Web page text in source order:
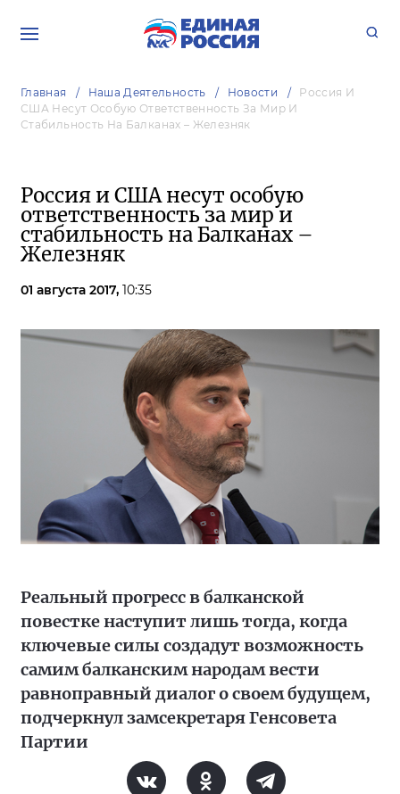
Главная Наша Деятельность Новости
Россия И
США Несут Особую Ответственность За Мир И
Стабильность На Балканах – Железняк
Россия и США несут особую
ответственность за мир и
стабильность на Балканах –
Железняк
01 августа 2017, 10:35
Реальный прогресс в балканской
повестке наступит лишь тогда, когда
ключевые силы создадут возможность
самим балканским народам вести
равноправный диалог о своем будущем,
подчеркнул замсекретаря Генсовета
Партии